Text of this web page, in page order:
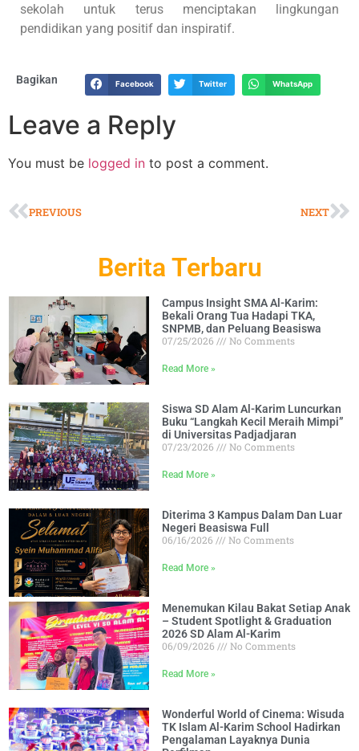
sekolah untuk terus menciptakan lingkungan
pendidikan yang positif dan inspiratif.
Bagikan Facebook Twitter WhatsApp
Leave a Reply
You must be logged in to post a comment.
PREVIOUS NEXT
Berita Terbaru
Campus Insight SMA Al-Karim:
Bekali Orang Tua Hadapi TKA,
SNPMB, dan Peluang Beasiswa
07/25/2026
No Comments
Read More »
Siswa SD Alam Al-Karim Luncurkan
Buku “Langkah Kecil Meraih Mimpi”
di Universitas Padjadjaran
07/23/2026
No Comments
Read More »
Diterima 3 Kampus Dalam Dan Luar
Negeri Beasiswa Full
06/16/2026
No Comments
Read More »
Menemukan Kilau Bakat Setiap Anak
– Student Spotlight & Graduation
2026 SD Alam Al-Karim
06/09/2026
No Comments
Read More »
Wonderful World of Cinema: Wisuda
TK Islam Al-Karim School Hadirkan
Pengalaman Layaknya Dunia